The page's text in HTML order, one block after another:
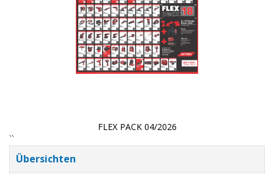
FLEX PACK 04/2026
``
Übersichten